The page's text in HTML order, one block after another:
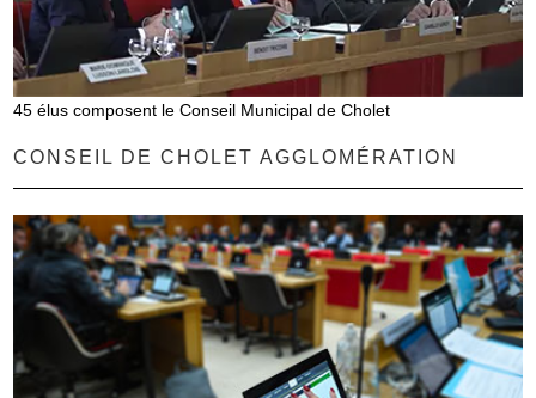
45 élus composent le Conseil Municipal de Cholet
CONSEIL DE CHOLET AGGLOMÉRATION